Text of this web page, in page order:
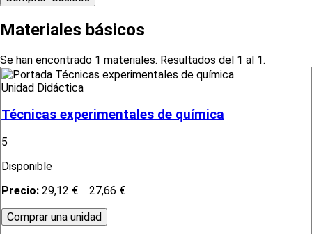
Materiales básicos
Se han encontrado 1 materiales. Resultados del 1 al 1.
Unidad Didáctica
Técnicas experimentales de química
5
Disponible
Precio: 29,12 € 27,66 €